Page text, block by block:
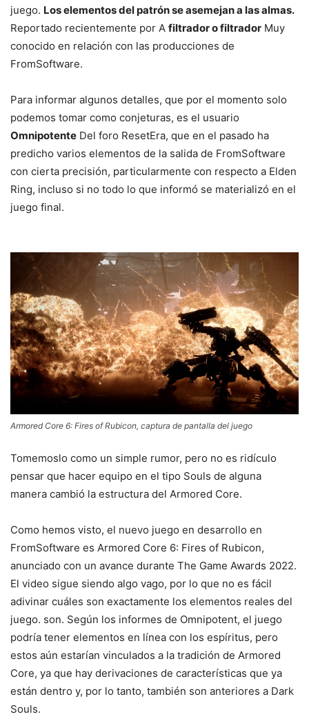
juego. Los elementos del patrón se asemejan a las almas.
Reportado recientemente por A filtrador o filtrador Muy
conocido en relación con las producciones de
FromSoftware.
Para informar algunos detalles, que por el momento solo
podemos tomar como conjeturas, es el usuario
Omnipotente Del foro ResetEra, que en el pasado ha
predicho varios elementos de la salida de FromSoftware
con cierta precisión, particularmente con respecto a Elden
Ring, incluso si no todo lo que informó se materializó en el
juego final.
Armored Core 6: Fires of Rubicon, captura de pantalla del juego
Tomemoslo como un simple rumor, pero no es ridículo
pensar que hacer equipo en el tipo Souls de alguna
manera cambió la estructura del Armored Core.
Como hemos visto, el nuevo juego en desarrollo en
FromSoftware es Armored Core 6: Fires of Rubicon,
anunciado con un avance durante The Game Awards 2022.
El video sigue siendo algo vago, por lo que no es fácil
adivinar cuáles son exactamente los elementos reales del
juego. son. Según los informes de Omnipotent, el juego
podría tener elementos en línea con los espíritus, pero
estos aún estarían vinculados a la tradición de Armored
Core, ya que hay derivaciones de características que ya
están dentro y, por lo tanto, también son anteriores a Dark
Souls.